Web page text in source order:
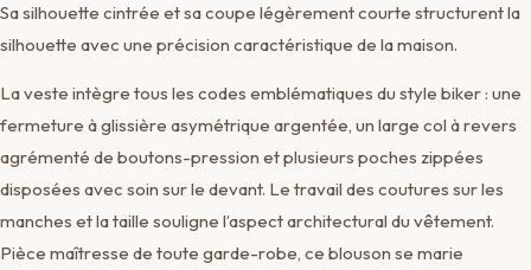
Sa silhouette cintrée et sa coupe légèrement courte structurent la
silhouette avec une précision caractéristique de la maison.
La veste intègre tous les codes emblématiques du style biker : une
fermeture à glissière asymétrique argentée, un large col à revers
agrémenté de boutons-pression et plusieurs poches zippées
disposées avec soin sur le devant. Le travail des coutures sur les
manches et la taille souligne l’aspect architectural du vêtement.
Pièce maîtresse de toute garde-robe, ce blouson se marie